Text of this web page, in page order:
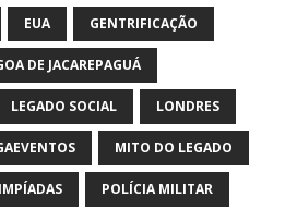
EUA GENTRIFICAÇÃO
DE JACAREPAGUÁ
LEGADO SOCIAL LONDRES
MITO DO LEGADO
POLÍCIA MILITAR